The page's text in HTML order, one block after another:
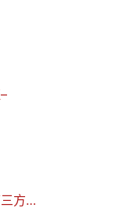
心理咨询师的「过往咨询时长」会有第三方公证吗？